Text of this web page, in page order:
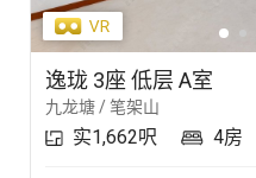
逸珑 3座 低层 A室
九龙塘 / 笔架山
实1,662呎 4房